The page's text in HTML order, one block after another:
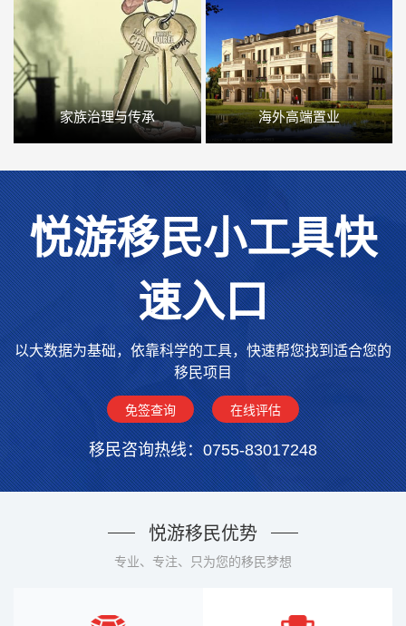
家族治理与传承 海外高端置业
悦游移民小工具快
速入口
以大数据为基础，依靠科学的工具，快速帮您找到适合您的
移民项目
免签查询 在线评估
移民咨询热线：0755-83017248
悦游移民优势
专业、专注、只为您的移民梦想